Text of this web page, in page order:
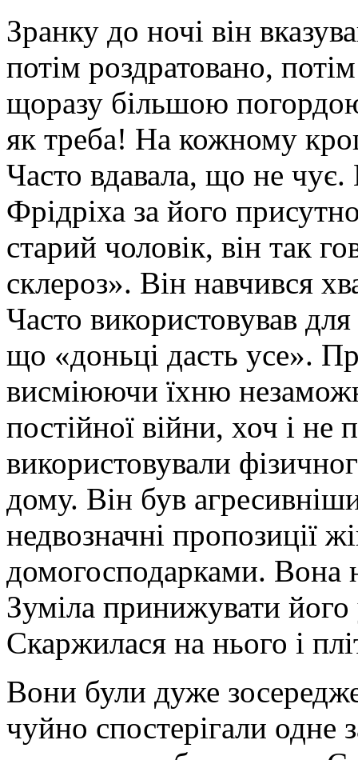
Зранку до ночі він
потім роздратовано,
щоразу більшою
як треба! На кожному
Часто вдавала, що не
Фрідріха за його
старий чоловік, він так
склероз». Він навчився
Часто використовував
що «доньці дасть усе».
висміюючи їхню
постійної війни, хоч і
використовували
дому. Він був
недвозначні пропозиції
домогосподарками. Вона
Зуміла принижувати
Скаржилася на нього і
Вони були дуже
чуйно спостерігали